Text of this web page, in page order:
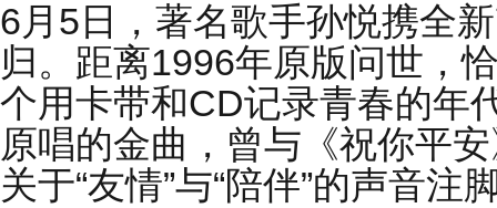
6月5日，著名歌手孙悦携全
归。距离1996年原版问世，
个用卡带和CD记录青春的年
原唱的金曲，曾与《祝你平
关于“友情”与“陪伴”的声音注